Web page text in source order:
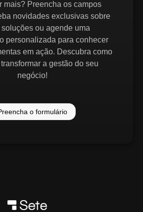
mais? Preencha os campos
novidades exclusivas sobre
ou agende uma
personalizada para conhecer
em ação. Descubra como
a gestão do seu
negócio!
o formulário